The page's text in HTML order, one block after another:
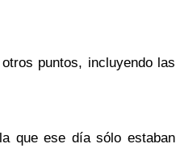
puntos, incluyendo las
que ese día sólo estaban